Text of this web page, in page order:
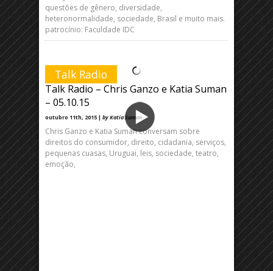
questões de gênero, diversidade,
heteronormalidade, sociedade, Brasil e muito mais.
patrocínio: Faculdade IDC
Talk Radio
Talk Radio – Chris Ganzo e Katia Suman
– 05.10.15
outubro 11th, 2015 | by Katia Suman
Chris Ganzo e Katia Suman conversam sobre
direitos do consumidor, direito, cidadania, serviços,
pequenas cuasas, Uruguai, leis, sociedade, teatro,
emoção,